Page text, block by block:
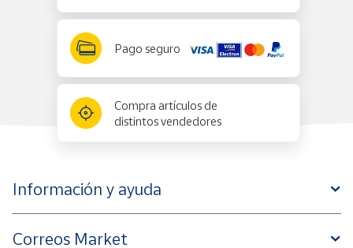
Pago seguro
Compra artículos de
distintos vendedores
Información y ayuda
Correos Market